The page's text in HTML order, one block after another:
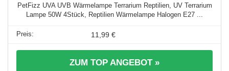
PetFizz UVA UVB Wärmelampe Terrarium Reptilien, UV Terrarium
Lampe 50W 4Stück, Reptilien Wärmelampe Halogen E27 ...
11,99 €
ZUM TOP ANGEBOT »